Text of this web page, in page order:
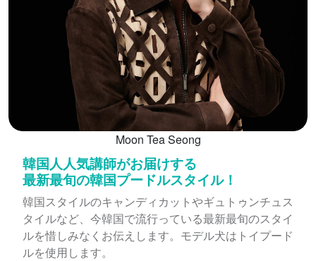
Moon Tea Seong
韓国人人気講師がお届けする
最新最旬の韓国プードルスタイル！
韓国スタイルのキャンディカットやギュトゥンチュス
タイルなど、今韓国で流行っている最新最旬のスタイ
ルを惜しみなくお伝えします。モデル犬はトイプード
ルを使用します。